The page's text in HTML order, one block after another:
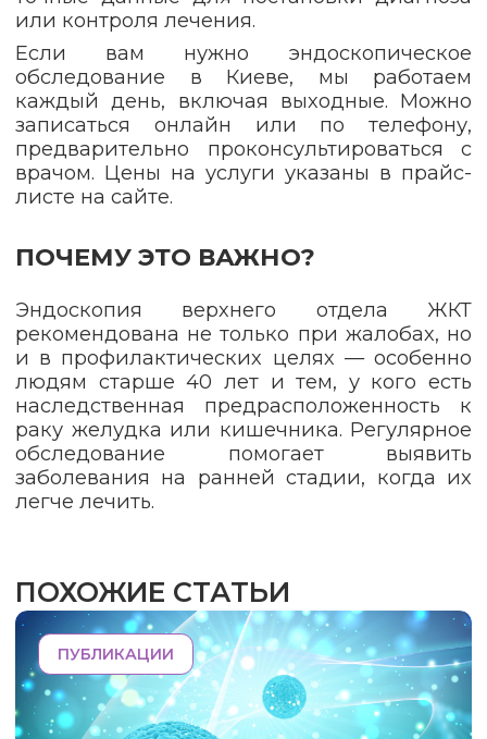
или контроля лечения.
Если вам нужно эндоскопическое
обследование в Киеве, мы работаем
каждый день, включая выходные. Можно
записаться онлайн или по телефону,
предварительно проконсультироваться с
врачом. Цены на услуги указаны в прайс-
листе на сайте.
ПОЧЕМУ ЭТО ВАЖНО?
Эндоскопия верхнего отдела ЖКТ
рекомендована не только при жалобах, но
и в профилактических целях — особенно
людям старше 40 лет и тем, у кого есть
наследственная предрасположенность к
раку желудка или кишечника. Регулярное
обследование помогает выявить
заболевания на ранней стадии, когда их
легче лечить.
ПОХОЖИЕ СТАТЬИ
ПУБЛИКАЦИИ